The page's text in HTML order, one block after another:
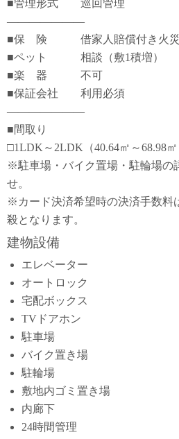
■管理形式 巡回管理
―――――――
■保 険 借家人賠償付き火災
■ペット 相談（敷1積増）
■楽 器 不可
■保証会社 利用必須
―――――――
■間取り
□1LDK～2LDK（40.64㎡～68.98㎡
※駐車場・バイク置場・駐輪場の
せ。
※カード決済希望時の決済手数料
殺となります。
建物設備
エレベーター
オートロック
宅配ボックス
TVドアホン
駐車場
バイク置き場
駐輪場
敷地内ゴミ置き場
内廊下
24時間管理